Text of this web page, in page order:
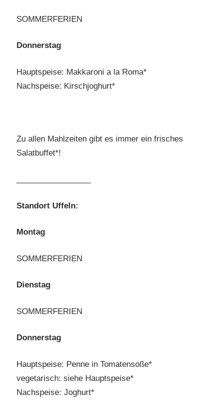
SOMMERFERIEN
Donnerstag
Hauptspeise: Makkaroni a la Roma*
Nachspeise: Kirschjoghurt*
Zu allen Mahlzeiten gibt es immer ein frisches
Salatbuffet*!
Standort Uffeln:
Montag
SOMMERFERIEN
Dienstag
SOMMERFERIEN
Donnerstag
Hauptspeise: Penne in Tomatensoße*
vegetarisch: siehe Hauptspeise*
Nachspeise: Joghurt*